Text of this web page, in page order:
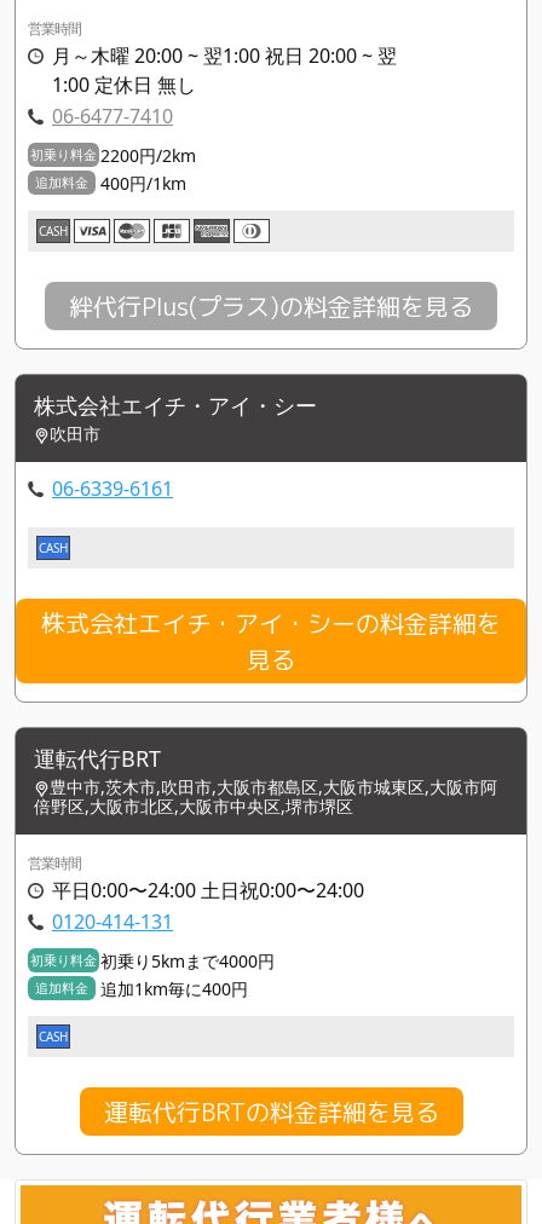
営業時間
月～木曜 20:00 ~ 翌1:00 祝日 20:00 ~ 翌
1:00 定休日 無し
06-6477-7410
初乗り料金 2200円/2km
追加料金 400円/1km
CASH
絆代行Plus(プラス)の料金詳細を見る
株式会社エイチ・アイ・シー
吹田市
06-6339-6161
CASH
株式会社エイチ・アイ・シーの料金詳細を
見る
運転代行BRT
豊中市,茨木市,吹田市,大阪市都島区,大阪市城東区,大阪市阿
倍野区,大阪市北区,大阪市中央区,堺市堺区
営業時間
平日0:00〜24:00 土日祝0:00〜24:00
0120-414-131
初乗り料金 初乗り5kmまで4000円
追加料金 追加1km毎に400円
CASH
運転代行BRTの料金詳細を見る